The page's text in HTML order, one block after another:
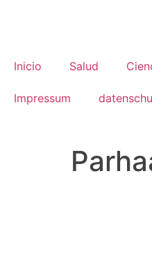
Inicio Salud
Impressum